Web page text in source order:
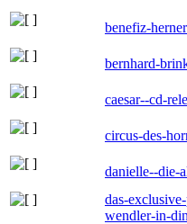
benefiz-
bernhard-
caesar--cd-
circus-des-
danielle--die-
das-
wendler-in-